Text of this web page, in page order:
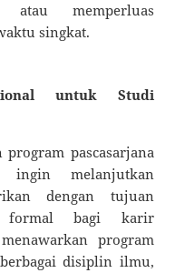
atau memperluas
singkat.
untuk Studi
pascasarjana
melanjutkan
dengan tujuan
formal bagi karir
program
disiplin ilmu,